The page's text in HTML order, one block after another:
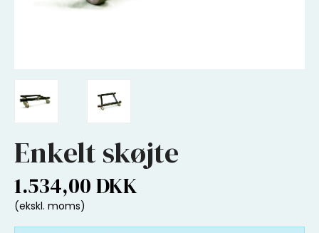
Enkelt skøjte
1.534,00 DKK
(ekskl. moms)